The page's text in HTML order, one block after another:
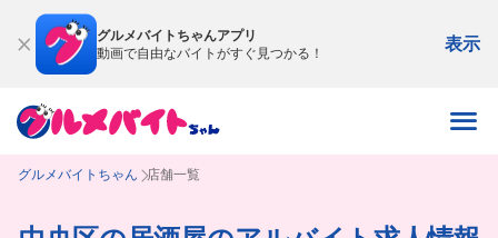
グルメバイトちゃんアプリ
動画で自由なバイトがすぐ見つかる！
表示
グルメバイトちゃん 店舗一覧